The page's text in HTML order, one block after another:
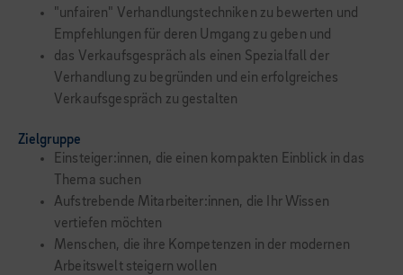
"unfairen" Verhandlungstechniken zu bewerten und
Empfehlungen für deren Umgang zu geben und
das Verkaufsgespräch als einen Spezialfall der
Verhandlung zu begründen und ein erfolgreiches
Verkaufsgespräch zu gestalten
Zielgruppe
Einsteiger:innen, die einen kompakten Einblick in das
Thema suchen
Aufstrebende Mitarbeiter:innen, die Ihr Wissen
vertiefen möchten
Menschen, die ihre Kompetenzen in der modernen
Arbeitswelt steigern wollen